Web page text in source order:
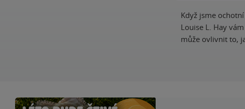
Když jsme
Louise L. Hay
může ovlivnit to,